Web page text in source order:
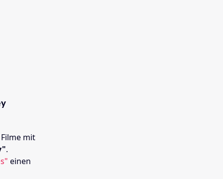
mit
.
einen